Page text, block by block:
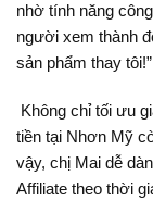
nhờ tính năng
người xem thành
sản phẩm thay
Không chỉ tối ưu
tiền tại Nhơn Mỹ
vậy, chị Mai dễ
Affiliate theo thời